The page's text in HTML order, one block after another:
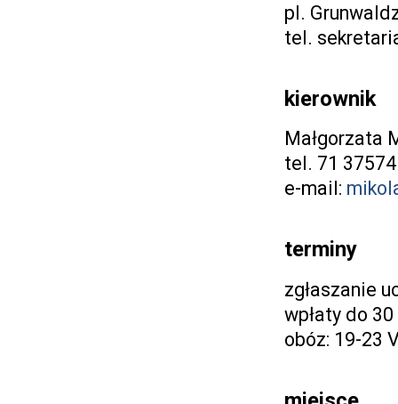
pl.
tel.
kierownik
Małgorzata
tel. 71
e-mail:
terminy
zgłaszanie
wpłaty do
obóz: 19-23